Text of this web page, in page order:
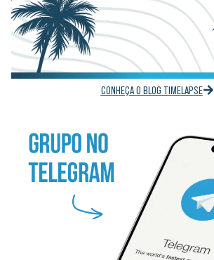
CONHEÇA O BLOG TIMELAPSE